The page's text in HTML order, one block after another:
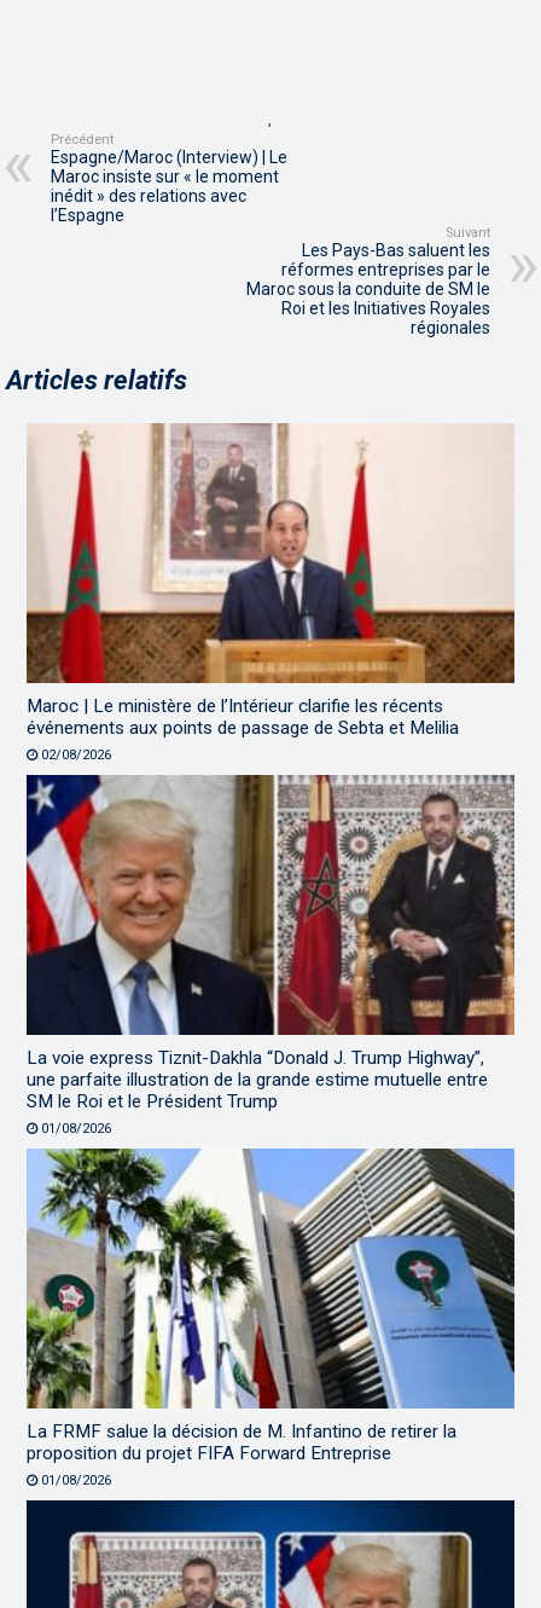
,
Précédent
Espagne/Maroc (Interview) | Le
Maroc insiste sur « le moment
inédit » des relations avec
l’Espagne
Suivant
Les Pays-Bas saluent les
réformes entreprises par le
Maroc sous la conduite de SM le
Roi et les Initiatives Royales
régionales
Articles relatifs
Maroc | Le ministère de l’Intérieur clarifie les récents
événements aux points de passage de Sebta et Melilia
02/08/2026
La voie express Tiznit-Dakhla “Donald J. Trump Highway”,
une parfaite illustration de la grande estime mutuelle entre
SM le Roi et le Président Trump
01/08/2026
La FRMF salue la décision de M. Infantino de retirer la
proposition du projet FIFA Forward Entreprise
01/08/2026